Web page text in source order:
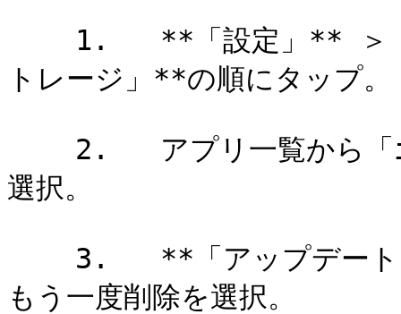
トレージ」**の順にタップ。
選択。
もう一度削除を選択。